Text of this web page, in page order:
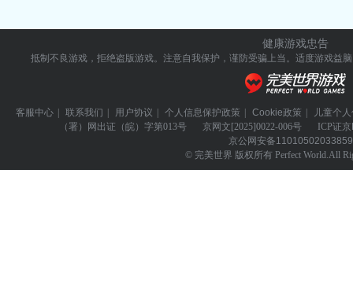
健康游戏忠告
抵制不良游戏，拒绝盗版游戏。注意自我保护，谨防受骗上当。 适度游戏益
客服中心 联系我们 用户协议 个人信息保护政策 Cookie政策
儿童个
（署）网出证（皖）字第013号
京网文 [2025]0022-006号 ICP证
京公网安备
© 完美世界 版权所有 Perfect World.All